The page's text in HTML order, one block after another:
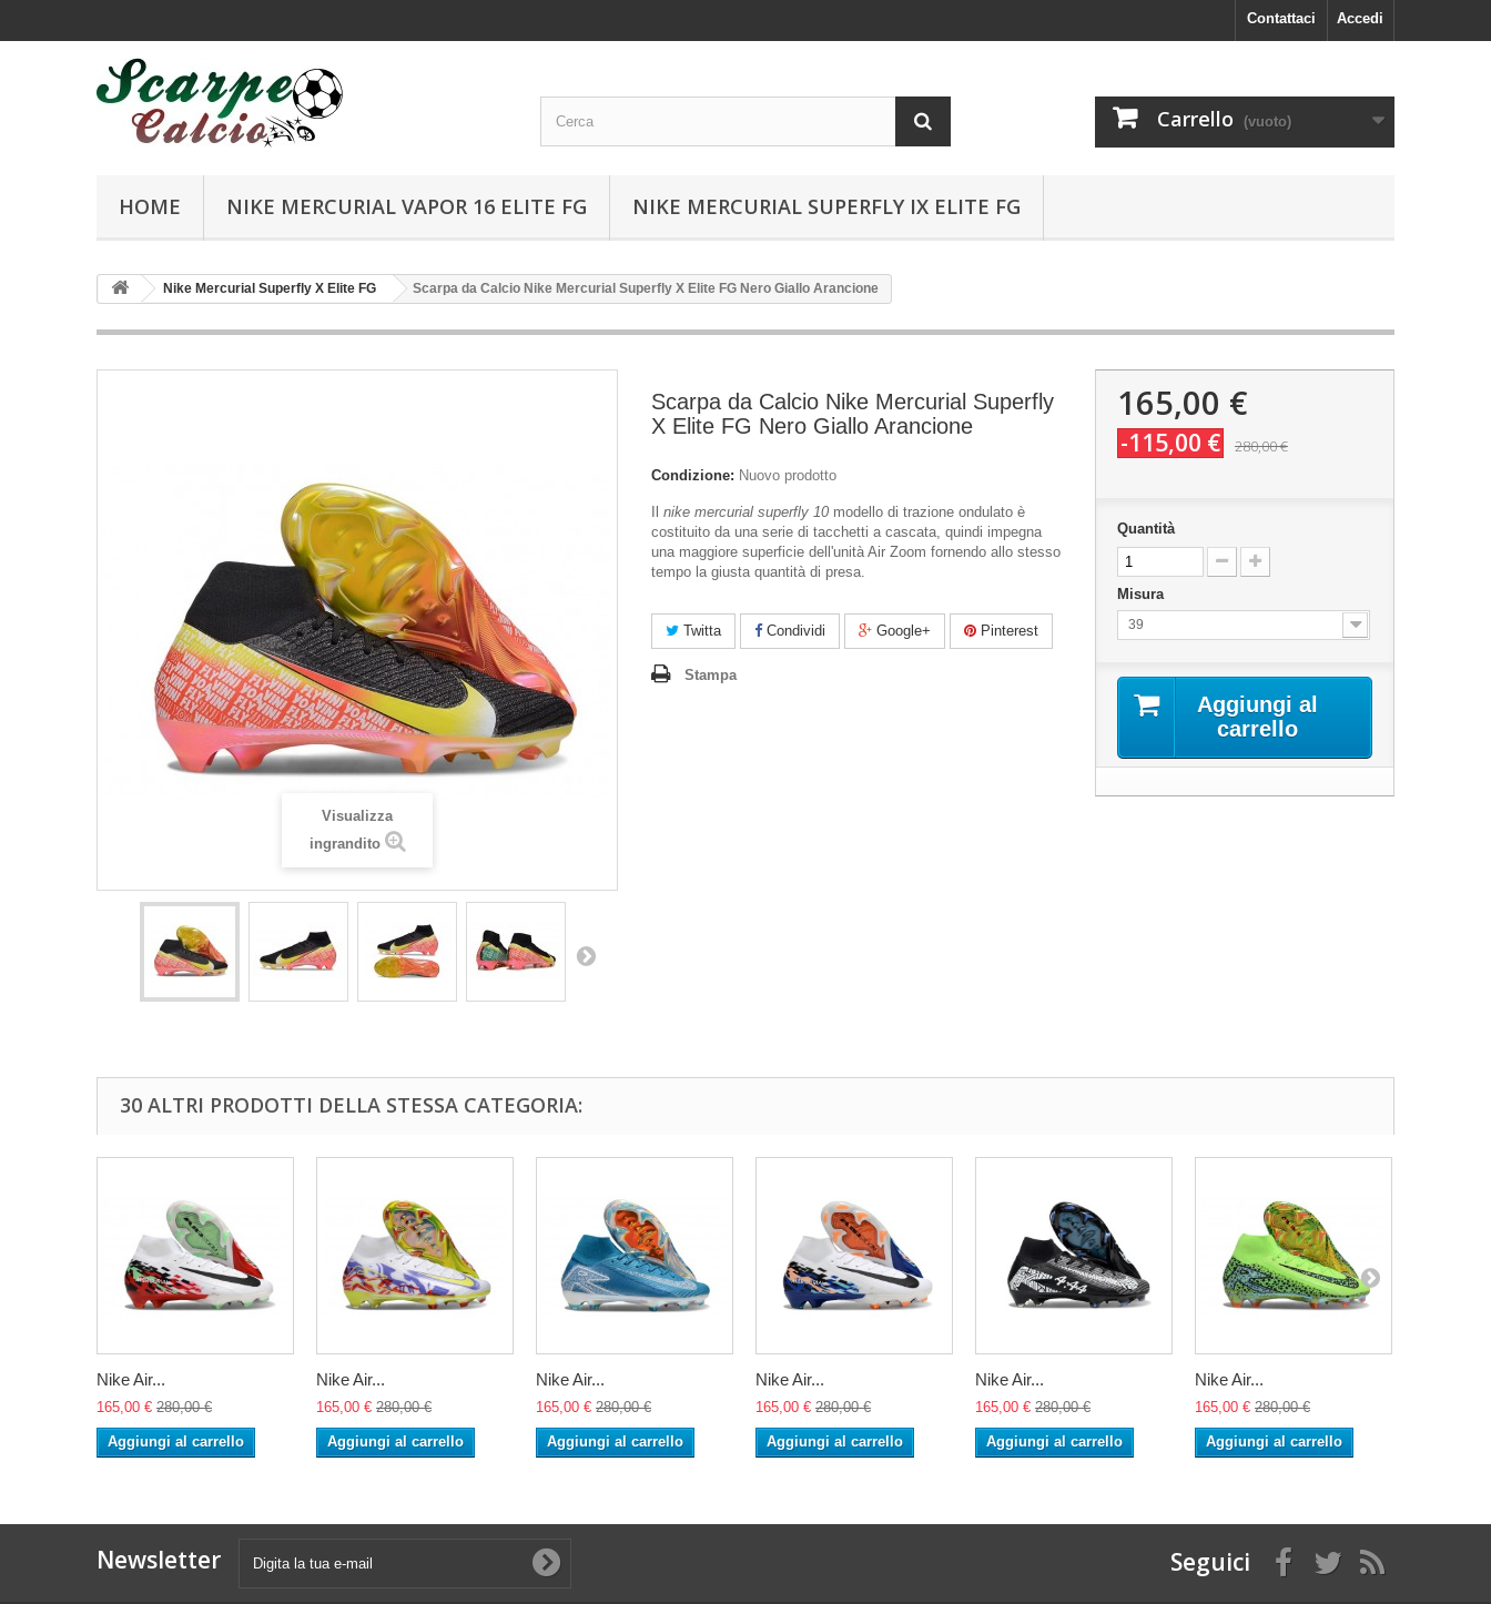
Accedi
Contattaci
Carrello (vuoto)
HOME NIKE MERCURIAL VAPOR 16 ELITE FG NIKE MERCURIAL SUPERFLY IX ELITE FG
Nike Mercurial Superfly X Elite FG Scarpa da Calcio Nike Mercurial Superfly X Elite FG Nero Giallo Arancione
Visualizza
ingrandito
Scarpa da Calcio Nike Mercurial Superfly
X Elite FG Nero Giallo Arancione
Condizione: Nuovo prodotto
nike mercurial superfly 10 modello di trazione ondulato è
costituito da una serie di tacchetti a cascata, quindi impegna
una maggiore superficie dell'unità Air Zoom fornendo allo stesso
tempo la giusta quantità di presa.
Twitta Condividi Google+ Pinterest
Stampa
165,00 €
-115,00 € 280,00 €
Quantità
Misura
39
Aggiungi al
carrello
30 ALTRI PRODOTTI DELLA STESSA CATEGORIA:
Nike Air...
165,00 € 280,00 €
Aggiungi al carrello
Nike Air...
165,00 € 280,00 €
Aggiungi al carrello
Nike Air...
165,00 € 280,00 €
Aggiungi al carrello
Nike Air...
165,00 € 280,00 €
Aggiungi al carrello
Nike Air...
165,00 € 280,00 €
Aggiungi al carrello
Nike Air...
165,00 € 280,00 €
Aggiungi al carrello
Newsletter Seguici